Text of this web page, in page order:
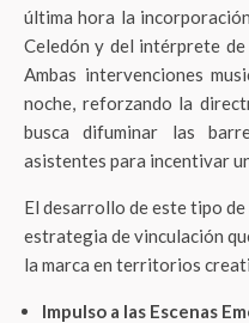
última hora la
Celedón y del intérprete
Ambas intervenciones
noche, reforzando la
busca difuminar las
asistentes para incentivar
El desarrollo de este tipo
estrategia de vinculación
la marca en territorios
Impulso a las Escenas